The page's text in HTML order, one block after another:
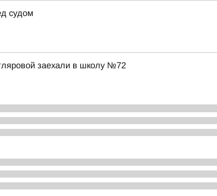
судом
заехали в школу №72